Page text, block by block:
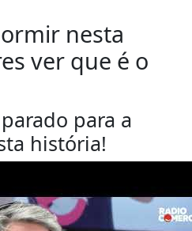
nesta
ver que é o
para a
história!